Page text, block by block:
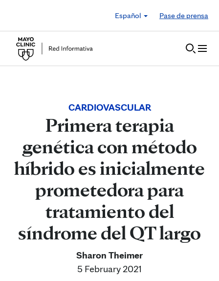
Español
Pase de prensa
CARDIOVASCULAR
Primera terapia
genética con método
híbrido es inicialmente
prometedora para
tratamiento del
síndrome del QT largo
Sharon Theimer
5 February 2021